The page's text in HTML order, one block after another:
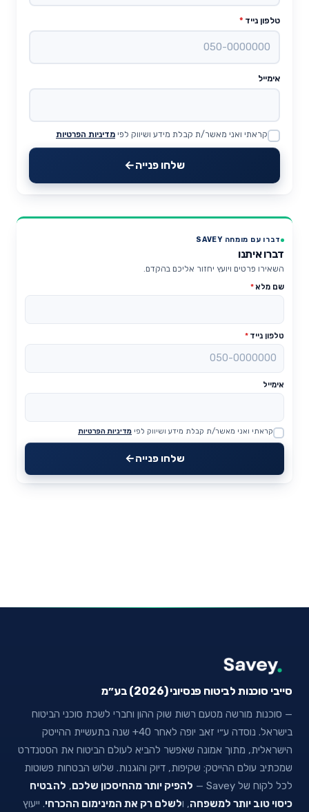
טלפון נייד *
אימייל
Website
קראתי ואני מאשר/ת קבלת מידע ושיווק לפי מדיניות הפרטיות
שלחו פנייה
דברו עם מומחה SAVEY
דברו איתנו
השאירו פרטים ויועץ יחזור אליכם בהקדם.
שם מלא*
טלפון נייד *
אימייל
Website
קראתי ואני מאשר/ת קבלת מידע ושיווק לפי מדיניות הפרטיות
שלחו פנייה
סייבי סוכנות לביטוח פנסיוני (2026) בע״מ
— סוכנות מורשה מטעם רשות שוק ההון וחברי לשכת סוכני הביטוח
בישראל. נוסדה ע״י זאב יופה לאחר 40+ שנה בתעשיית ההייטק
הישראלית, מתוך אמונה שאפשר להביא לעולם הביטוח את הסטנדרט
שמכתיב עולם ההייטק: שקיפות, דיוק והוגנות. שלוש הבטחות פשוטות
לכל לקוח של Savey —
להפיק יותר מהחיסכון שלכם, להבטיח
כיסוי טוב יותר למשפחה, ולשלם רק את המינימום ההכרחי. ייעוץ